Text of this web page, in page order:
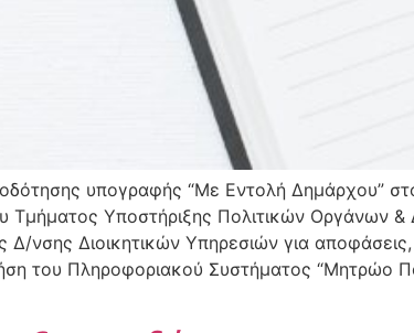
υπογραφής “Με Εντολή Δημάρχου”
Τμήματος Υποστήριξης Πολιτικών Οργάνων &
Δ/νσης Διοικητικών Υπηρεσιών για αποφάσεις,
του Πληροφοριακού Συστήματος “Μητρώο